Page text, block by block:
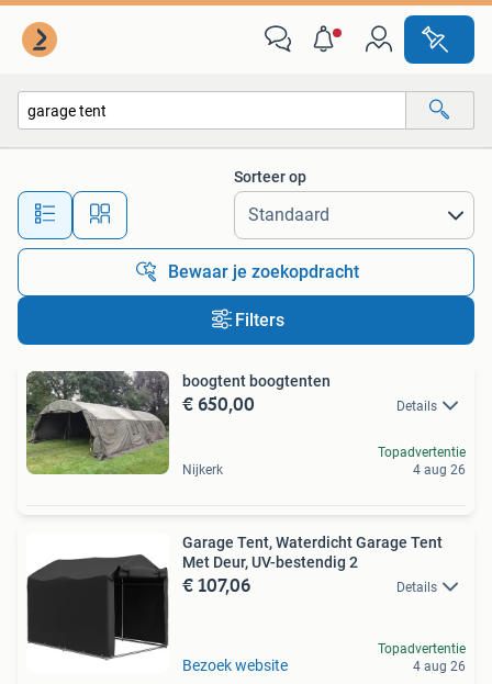
Alle afstanden…
Sorteer op
Bewaar je zoekopdracht
Filters
boogtent boogtenten
€ 650,00 Details
Nijkerk
Topadvertentie
4 aug 26
Garage Tent, Waterdicht Garage Tent
Met Deur, UV-bestendig 2
€ 107,06 Details
Bezoek website
Topadvertentie
4 aug 26